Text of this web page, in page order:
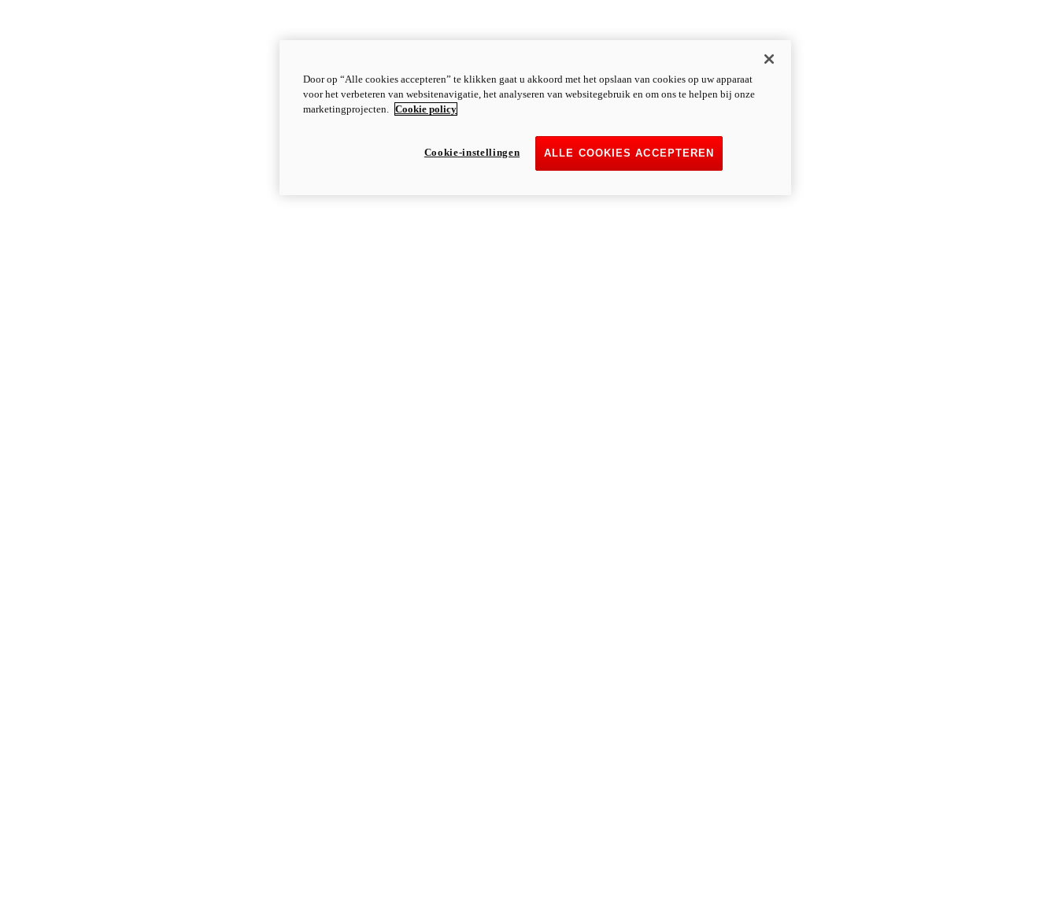
Door op “Alle cookies accepteren” te klikken gaat u akkoord met het opslaan van cookies op uw apparaat
voor het verbeteren van websitenavigatie, het analyseren van websitegebruik en om ons te helpen bij onze
marketingprojecten. Cookie policy
ALLE COOKIES ACCEPTEREN
Cookie-instellingen